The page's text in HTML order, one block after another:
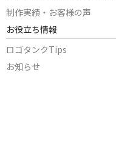
制作実績・お客様の声
お役立ち情報
ロゴタンクTips
お知らせ